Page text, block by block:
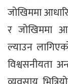
जोखिममा
र जोखिममा
ल्याउन
विश्वसनीयता